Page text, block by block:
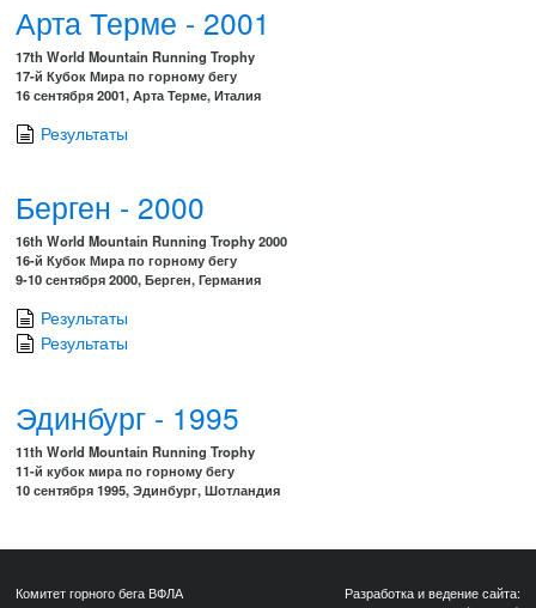
Арта Терме - 2001
17th World Mountain Running Trophy
17-й Кубок Мира по горному бегу
16 сентября 2001, Арта Терме, Италия
Результаты
Берген - 2000
16th World Mountain Running Trophy 2000
16-й Кубок Мира по горному бегу
9-10 сентября 2000, Берген, Германия
Результаты
Результаты
Эдинбург - 1995
11th World Mountain Running Trophy
11-й кубок мира по горному бегу
10 сентября 1995, Эдинбург, Шотландия
Комитет горного бега ВФЛА
Разработка и ведение сайта: